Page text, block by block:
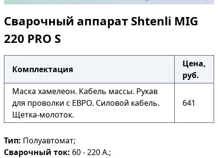
Сварочный аппарат Shtenli МIG
220 PRO S
Комплектация
Цена,
руб.
Маска хамелеон. Кабель массы. Рукав
для проволки c ЕВРО. Силовой кабель.
Щетка-молоток.
641
Тип: Полуавтомат;
Сварочный ток: 60 - 220 А.;